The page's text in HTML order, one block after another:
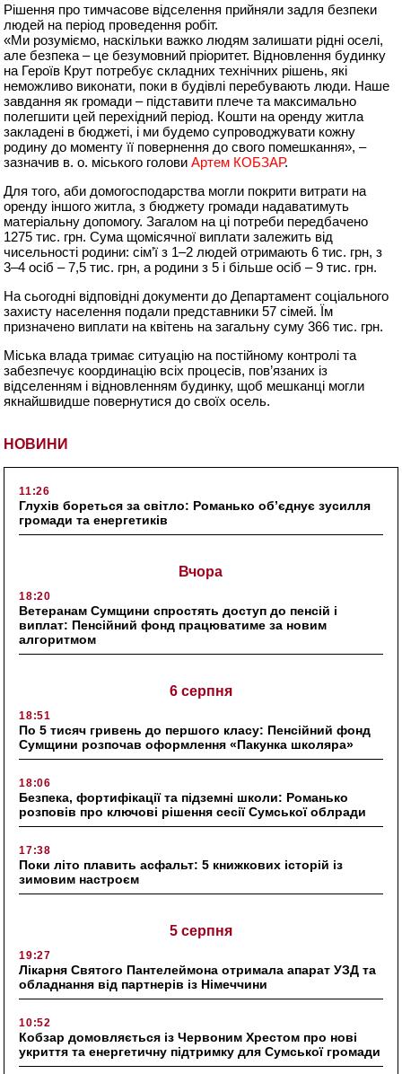
НОВИНИ
11:26
Глухів бореться за світло: Романько об’єднує зусилля
громади та енергетиків
Вчора
18:20
Ветеранам Сумщини спростять доступ до пенсій і
виплат: Пенсійний фонд працюватиме за новим
алгоритмом
6 серпня
18:51
По 5 тисяч гривень до першого класу: Пенсійний фонд
Сумщини розпочав оформлення «Пакунка школяра»
18:06
Безпека, фортифікації та підземні школи: Романько
розповів про ключові рішення сесії Сумської облради
17:38
Поки літо плавить асфальт: 5 книжкових історій із
зимовим настроєм
5 серпня
19:27
Лікарня Святого Пантелеймона отримала апарат УЗД та
обладнання від партнерів із Німеччини
10:52
Кобзар домовляється із Червоним Хрестом про нові
укриття та енергетичну підтримку для Сумської громади
Рішення про тимчасове відселення прийняли задля безпеки
людей на період проведення робіт.
«Ми розуміємо, наскільки важко людям залишати рідні оселі,
але безпека – це безумовний пріоритет. Відновлення будинку
на Героїв Крут потребує складних технічних рішень, які
неможливо виконати, поки в будівлі перебувають люди. Наше
завдання як громади – підставити плече та максимально
полегшити цей перехідний період. Кошти на оренду житла
закладені в бюджеті, і ми будемо супроводжувати кожну
родину до моменту її повернення до свого помешкання», –
зазначив в. о. міського головиАртем КОБЗАР.
Для того, аби домогосподарства могли покрити витрати на
оренду іншого житла, з бюджету громади надаватимуть
матеріальну допомогу. Загалом на ці потреби передбачено
1275 тис. грн. Сума щомісячної виплати залежить від
чисельності родини: сім’ї з 1–2 людей отримають 6 тис. грн, з
3–4 осіб – 7,5 тис. грн, а родини з 5 і більше осіб – 9 тис. грн.
На сьогодні відповідні документи до Департамент соціального
захисту населення подали представники 57 сімей. Їм
призначено виплати на квітень на загальну суму 366 тис. грн.
Міська влада тримає ситуацію на постійному контролі та
забезпечує координацію всіх процесів, пов’язаних із
відселенням і відновленням будинку, щоб мешканці могли
якнайшвидше повернутися до своїх осель.